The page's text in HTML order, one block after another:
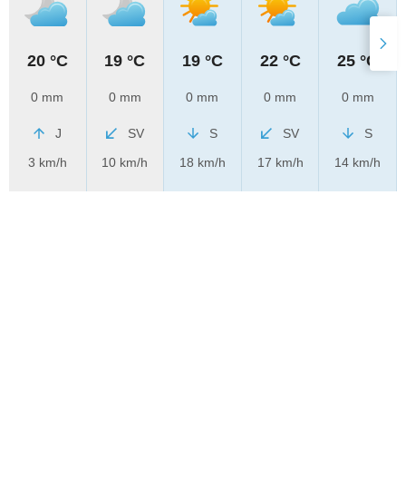
20 °C
0 mm
J
3 km/h
19 °C
0 mm
SV
10 km/h
19 °C
0 mm
S
18 km/h
22 °C
0 mm
SV
17 km/h
25 °C
0 mm
S
14 km/h